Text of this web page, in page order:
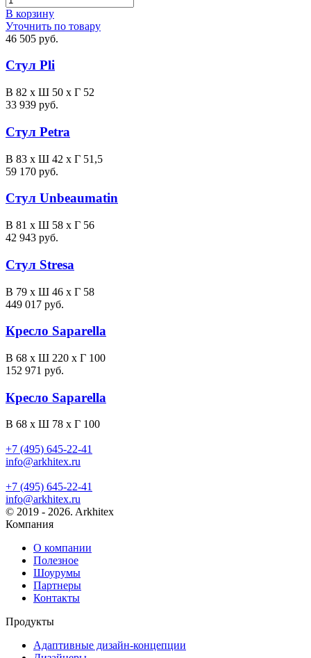
В корзину
Уточнить по товару
46 505 руб.
Стул Pli
В 82 х Ш 50 х Г 52
33 939 руб.
Стул Petra
В 83 х Ш 42 х Г 51,5
59 170 руб.
Стул Unbeaumatin
В 81 х Ш 58 х Г 56
42 943 руб.
Стул Stresa
В 79 х Ш 46 х Г 58
449 017 руб.
Кресло Saparella
В 68 х Ш 220 х Г 100
152 971 руб.
Кресло Saparella
В 68 х Ш 78 х Г 100
+7 (495) 645-22-41
info@arkhitex.ru
+7 (495) 645-22-41
info@arkhitex.ru
© 2019 - 2026. Arkhitex
Компания
О компании
Полезное
Шоурумы
Партнеры
Контакты
Продукты
Адаптивные дизайн-концепции